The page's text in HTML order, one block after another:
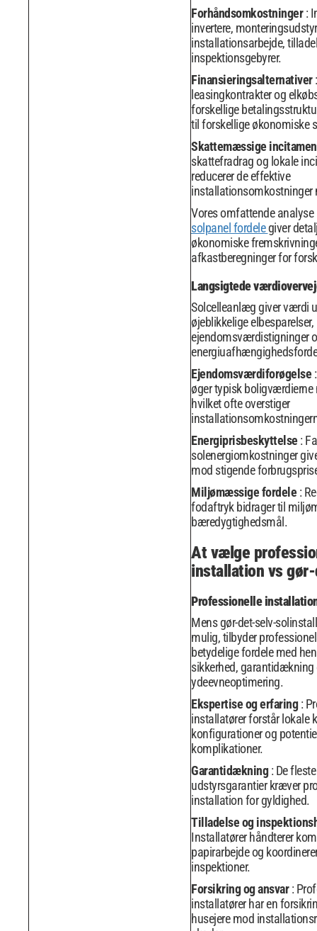
Forhåndsomkostninger:
invertere,
installationsarbejde,
inspektionsgebyrer.
Finansieringsalternativer
leasingkontrakter og
forskellige
til forskellige økonomiske
Skattemæssige
skattefradrag og lokale
reducerer de effektive
installationsomkostninger
Vores omfattende
solpanel fordelegiver
økonomiske
afkastberegninger for
Langsigtede
Solcelleanlæg giver værdi
øjeblikkelige elbesparelser,
ejendomsværdistigninger
Ejendomsværdiforøgelse
øger typisk boligværdierne
hvilket ofte overstiger
Energiprisbeskyttelse :
solenergiomkostninger
mod stigende
Miljømæssige fordele :
fodaftryk bidrager til
bæredygtighedsmål.
At vælge
installation vs
Professionelle
Mens gør-det-selv-
mulig, tilbyder
betydelige fordele med
sikkerhed, garantidækning
ydeevneoptimering.
Ekspertise og erfaring:
installatører forstår lokale
konfigurationer og
komplikationer.
Garantidækning: De fleste
udstyrsgarantier kræver
installation for gyldighed.
Tilladelse og
Installatører håndterer
papirarbejde og
inspektioner.
Forsikring og ansvar:
installatører har en
husejere mod